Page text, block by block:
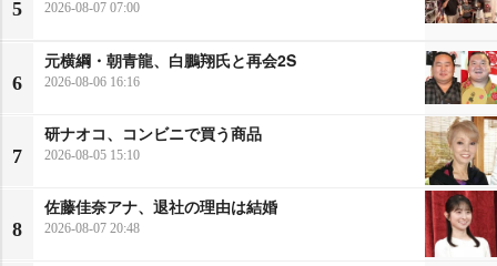
5 2026-08-07 07:00
6
元横綱・朝青龍、白鵬翔氏と再会2S
2026-08-06 16:16
7
研ナオコ、コンビニで買う商品
2026-08-05 15:10
8
佐藤佳奈アナ、退社の理由は結婚
2026-08-07 20:48